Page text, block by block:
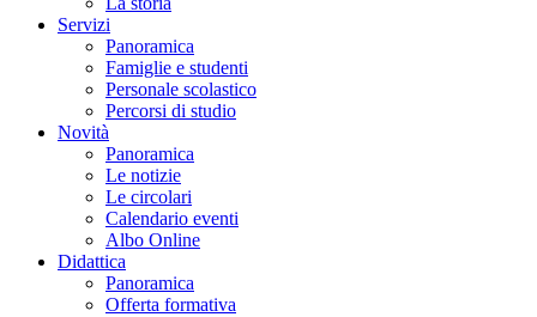
Servizi
Panoramica
Famiglie e studenti
Personale scolastico
Percorsi di studio
Novità
Panoramica
Le notizie
Le circolari
Calendario eventi
Albo Online
Didattica
Panoramica
Offerta formativa